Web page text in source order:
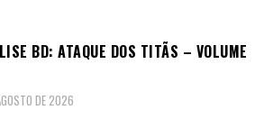
BD: ATAQUE DOS TITÃS – VOLUME
DE 2026